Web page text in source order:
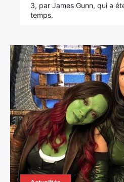
3, par James Gunn, qui a
temps.